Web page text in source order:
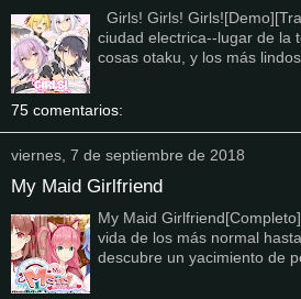
Girls! Girls!
ciudad electrica--lugar de la
cosas otaku, y los más lindos
75 comentarios:
viernes, 7 de septiembre de 2018
My Maid Girlfriend
My Maid
vida de los más normal
descubre un yacimiento de